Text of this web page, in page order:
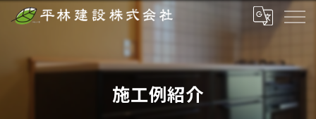
施工例紹介